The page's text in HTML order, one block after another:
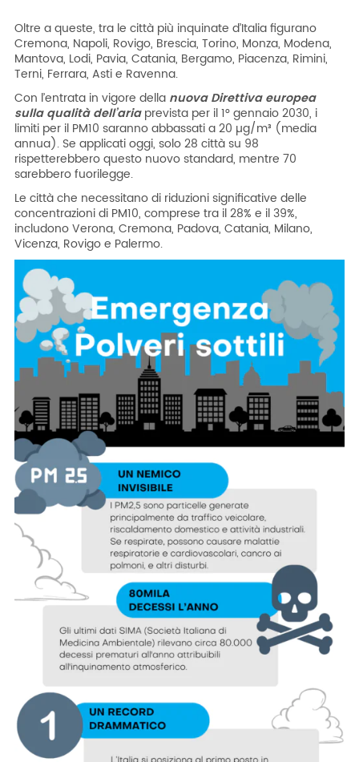
Oltre a queste, tra le città più inquinate d’Italia figurano
Cremona, Napoli, Rovigo, Brescia, Torino, Monza, Modena,
Mantova, Lodi, Pavia, Catania, Bergamo, Piacenza, Rimini,
Terni, Ferrara, Asti e Ravenna.
Con l’entrata in vigore della nuova Direttiva europea
sulla qualità dell’ariaprevista per il 1° gennaio 2030, i
limiti per il PM10 saranno abbassati a 20 µg/m³ (media
annua). Se applicati oggi, solo 28 città su 98
rispetterebbero questo nuovo standard, mentre 70
sarebbero fuorilegge.
Le città che necessitano di riduzioni significative delle
concentrazioni di PM10, comprese tra il 28% e il 39%,
includono Verona, Cremona, Padova, Catania, Milano,
Vicenza, Rovigo e Palermo.